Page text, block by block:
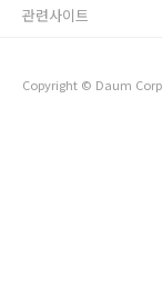
인을 제거하지 않으면 냄
Copyright © Daum
관련사이트